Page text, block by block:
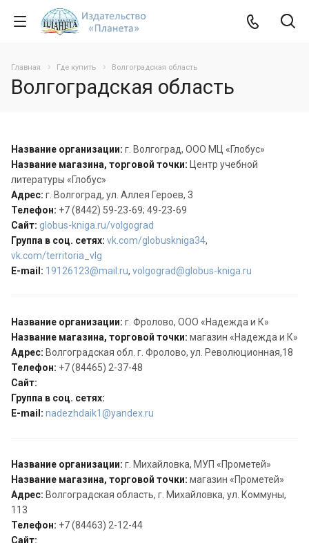
Главная Где купить Волгоградская область
Волгоградская область
Название организации: г. Волгоград, ООО МЦ «Глобус»
Название магазина, торговой точки: Центр учебной
литературы «Глобус»
Адрес: г. Волгоград, ул. Аллея Героев, 3
Телефон: +7 (8442) 59-23-69; 49-23-69
Сайт: globus-kniga.ru/volgograd
Группа в соц. сетях: vk.com/globuskniga34,
vk.com/territoria_vlg
E-mail: 19126123@mail.ru, volgograd@globus-kniga.ru
Название организации: г. Фролово, ООО «Надежда и К»
Название магазина, торговой точки: магазин «Надежда и К»
Адрес: Волгоградская обл. г. Фролово, ул. Революционная,18
Телефон: +7 (84465) 2-37-48
Сайт:
Группа в соц. сетях:
E-mail: nadezhdaik1@yandex.ru
Название организации: г. Михайловка, МУП «Прометей»
Название магазина, торговой точки: магазин «Прометей»
Адрес: Волгоградская область, г. Михайловка, ул. Коммуны,
113
Телефон: +7 (84463) 2-12-44
Сайт: